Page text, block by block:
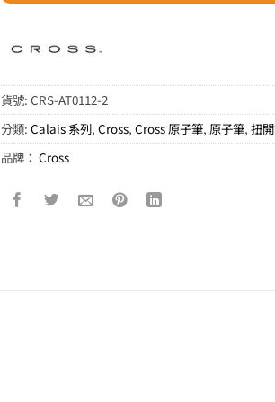
貨號:CRS-AT0112-2
分類:Calais 系列,Cross,Cross 原子筆,原子筆,扭
品牌：Cross